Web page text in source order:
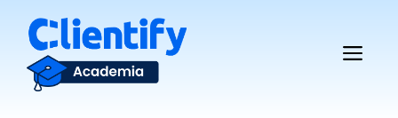
contenido